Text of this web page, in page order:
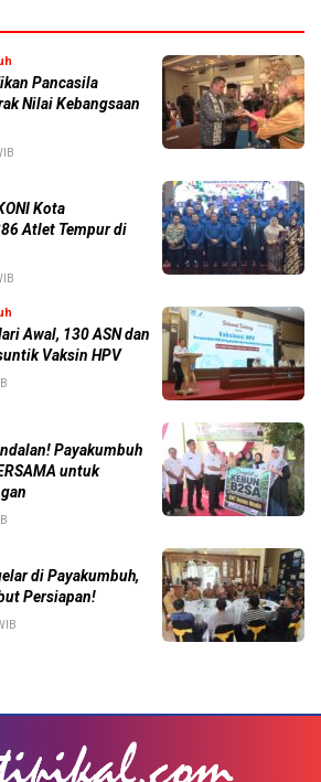
Pancasila
Nilai Kebangsaan
Kota
Atlet Tempur di
Awal, 130 ASN dan
Vaksin HPV
Payakumbuh
untuk
di Payakumbuh,
Persiapan!